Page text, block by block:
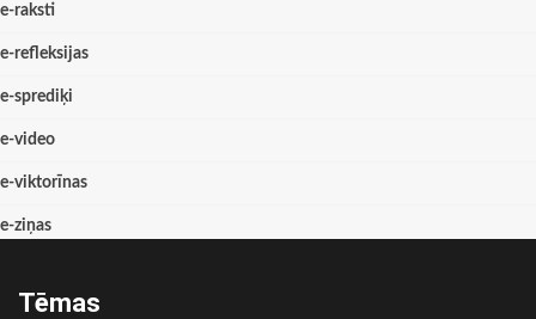
e-raksti
e-refleksijas
e-sprediķi
e-video
e-viktorīnas
e-ziņas
Tēmas